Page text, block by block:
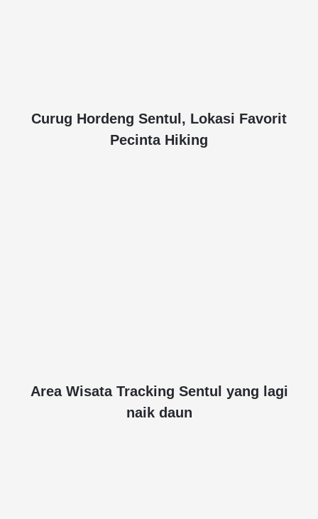
Curug Hordeng Sentul, Lokasi Favorit
Pecinta Hiking
Area Wisata Tracking Sentul yang lagi
naik daun